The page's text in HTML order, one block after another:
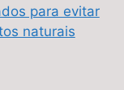
para evitar
naturais